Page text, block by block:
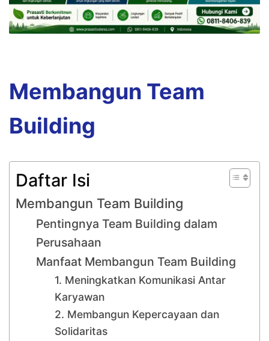
Membangun Team
Building
Daftar Isi
Membangun Team Building
Pentingnya Team Building dalam
Perusahaan
Manfaat Membangun Team Building
1. Meningkatkan Komunikasi Antar
Karyawan
2. Membangun Kepercayaan dan
Solidaritas